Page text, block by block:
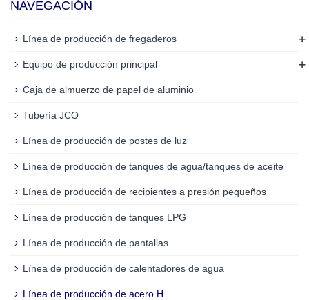
NAVEGACIÓN
Línea de producción de fregaderos +
Equipo de producción principal +
Caja de almuerzo de papel de aluminio
Tubería JCO
Línea de producción de postes de luz
Línea de producción de tanques de agua/tanques de aceite
Línea de producción de recipientes a presión pequeños
Línea de producción de tanques LPG
Línea de producción de pantallas
Línea de producción de calentadores de agua
Línea de producción de acero H